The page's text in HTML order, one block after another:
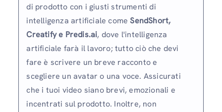
di prodotto con i giusti strumenti di
intelligenza artificiale comeSendShort,
Creatify e Predis.ai, dove l'intelligenza
artificiale farà il lavoro; tutto ciò che devi
fare è scrivere un breve racconto e
scegliere un avatar o una voce. Assicurati
che i tuoi video siano brevi, emozionali e
incentrati sul prodotto. Inoltre, non